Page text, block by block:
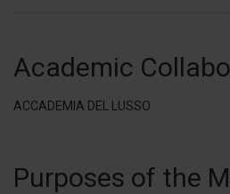
Academic
ACCADEMIA DEL LUSSO
Purposes of the